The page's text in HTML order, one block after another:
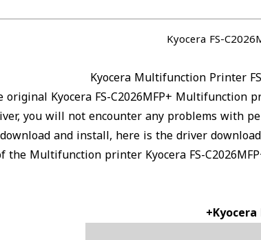
Kyocera FS-
Kyocera Multifunction Printer
Kyocera FS-C2026MFP+
you will not encounter any problems with
and install, here is the driver
the Multifunction printer Kyocera FS-
Kyocera